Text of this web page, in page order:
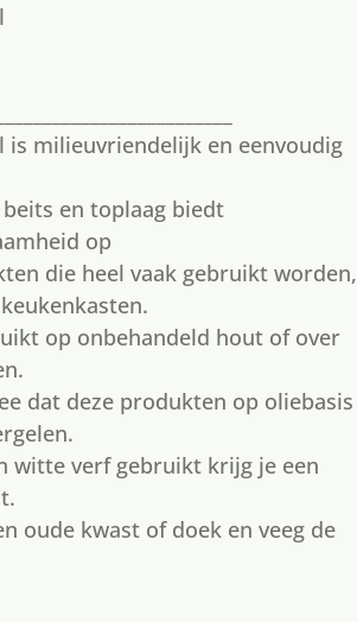
is milieuvriendelijk en eenvoudig
en toplaag biedt
op
die heel vaak gebruikt worden,
op onbehandeld hout of over
dat deze produkten op oliebasis
witte verf gebruikt krijg je een
oude kwast of doek en veeg de